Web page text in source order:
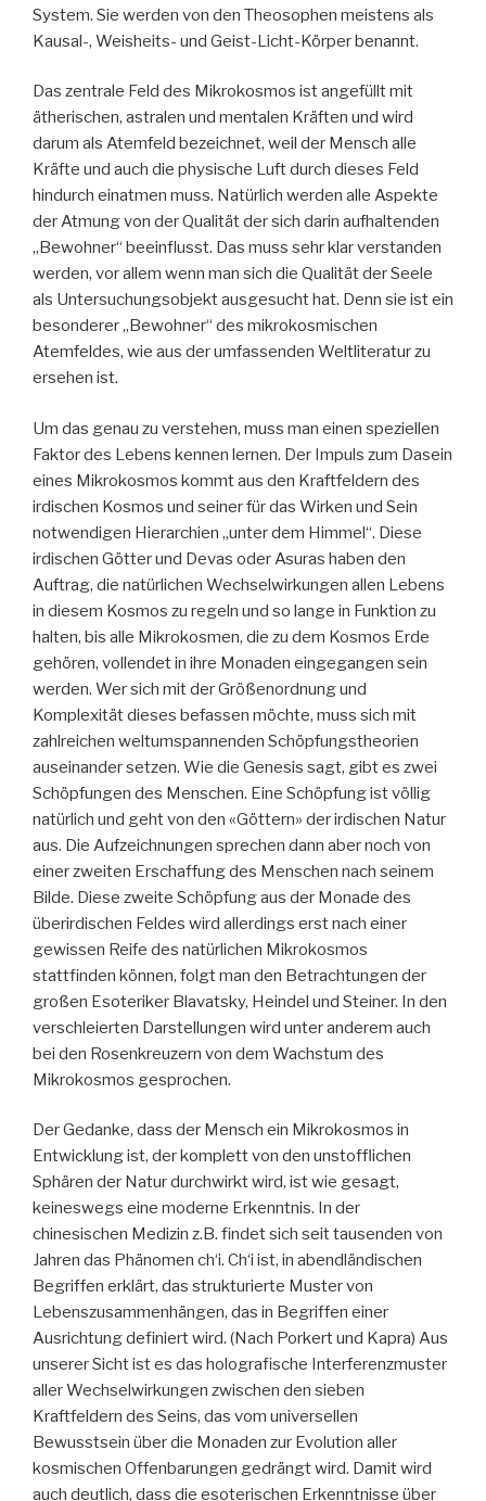
System. Sie werden von den Theosophen meistens als
Kausal-, Weisheits- und Geist-Licht-Körper benannt.
Das zentrale Feld des Mikrokosmos ist angefüllt mit
ätherischen, astralen und mentalen Kräften und wird
darum als Atemfeld bezeichnet, weil der Mensch alle
Kräfte und auch die physische Luft durch dieses Feld
hindurch einatmen muss. Natürlich werden alle Aspekte
der Atmung von der Qualität der sich darin aufhaltenden
„Bewohner“ beeinflusst. Das muss sehr klar verstanden
werden, vor allem wenn man sich die Qualität der Seele
als Untersuchungsobjekt ausgesucht hat. Denn sie ist ein
besonderer „Bewohner“ des mikrokosmischen
Atemfeldes, wie aus der umfassenden Weltliteratur zu
ersehen ist.
Um das genau zu verstehen, muss man einen speziellen
Faktor des Lebens kennen lernen. Der Impuls zum Dasein
eines Mikrokosmos kommt aus den Kraftfeldern des
irdischen Kosmos und seiner für das Wirken und Sein
notwendigen Hierarchien „unter dem Himmel“. Diese
irdischen Götter und Devas oder Asuras haben den
Auftrag, die natürlichen Wechselwirkungen allen Lebens
in diesem Kosmos zu regeln und so lange in Funktion zu
halten, bis alle Mikrokosmen, die zu dem Kosmos Erde
gehören, vollendet in ihre Monaden eingegangen sein
werden. Wer sich mit der Größenordnung und
Komplexität dieses befassen möchte, muss sich mit
zahlreichen weltumspannenden Schöpfungstheorien
auseinander setzen. Wie die Genesis sagt, gibt es zwei
Schöpfungen des Menschen. Eine Schöpfung ist völlig
natürlich und geht von den «Göttern» der irdischen Natur
aus. Die Aufzeichnungen sprechen dann aber noch von
einer zweiten Erschaffung des Menschen nach seinem
Bilde. Diese zweite Schöpfung aus der Monade des
überirdischen Feldes wird allerdings erst nach einer
gewissen Reife des natürlichen Mikrokosmos
stattfinden können, folgt man den Betrachtungen der
großen Esoteriker Blavatsky, Heindel und Steiner. In den
verschleierten Darstellungen wird unter anderem auch
bei den Rosenkreuzern von dem Wachstum des
Mikrokosmos gesprochen.
Der Gedanke, dass der Mensch ein Mikrokosmos in
Entwicklung ist, der komplett von den unstofflichen
Sphären der Natur durchwirkt wird, ist wie gesagt,
keineswegs eine moderne Erkenntnis. In der
chinesischen Medizin z.B. findet sich seit tausenden von
Jahren das Phänomen ch‘i. Ch‘i ist, in abendländischen
Begriffen erklärt, das strukturierte Muster von
Lebenszusammenhängen, das in Begriffen einer
Ausrichtung definiert wird. (Nach Porkert und Kapra) Aus
unserer Sicht ist es das holografische Interferenzmuster
aller Wechselwirkungen zwischen den sieben
Kraftfeldern des Seins, das vom universellen
Bewusstsein über die Monaden zur Evolution aller
kosmischen Offenbarungen gedrängt wird. Damit wird
auch deutlich, dass die esoterischen Erkenntnisse über